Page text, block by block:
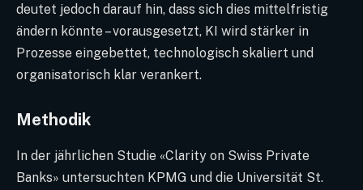
deutet jedoch darauf hin, dass sich dies mittelfristig
ändern könnte – vorausgesetzt, KI wird stärker in
Prozesse eingebettet, technologisch skaliert und
organisatorisch klar verankert.
Methodik
In der jährlichen Studie «Clarity on Swiss Private
Banks» untersuchten KPMG und die Universität St.